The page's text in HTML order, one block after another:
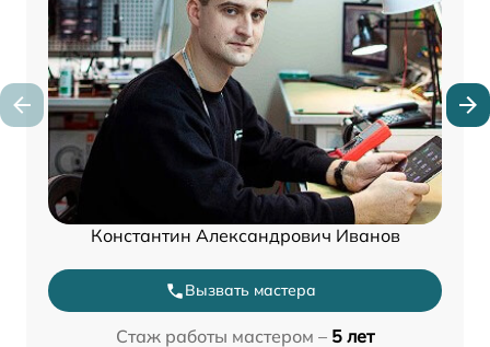
Константин Александрович Иванов
Вызвать мастера
Стаж работы мастером – 5 лет